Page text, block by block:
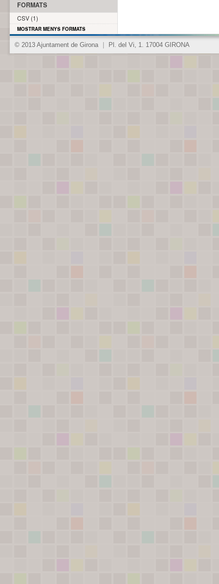
FORMATS
CSV (1)
MOSTRAR MENYS FORMATS
© 2013 Ajuntament de Girona Pl. del Vi, 1. 17004 GIRONA